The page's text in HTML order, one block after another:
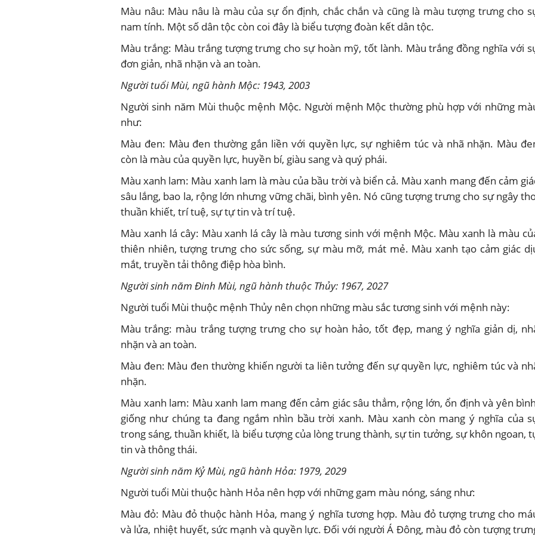
Màu nâu: Màu nâu là màu của sự ổn định, chắc chắn và cũng là màu tượng trưng cho
nam tính. Một số dân tộc còn coi đây là biểu tượng đoàn kết dân tộc.
Màu trắng: Màu trắng tượng trưng cho sự hoàn mỹ, tốt lành. Màu trắng đồng nghĩa với
đơn giản, nhã nhặn và an toàn.
Người tuổi Mùi, ngũ hành Mộc: 1943, 2003
Người sinh năm Mùi thuộc mệnh Mộc. Người mệnh Mộc thường phù hợp với những
như:
Màu đen: Màu đen thường gắn liền với quyền lực, sự nghiêm túc và nhã nhặn. Màu
còn là màu của quyền lực, huyền bí, giàu sang và quý phái.
Màu xanh lam: Màu xanh lam là màu của bầu trời và biển cả. Màu xanh mang đến cảm
sâu lắng, bao la, rộng lớn nhưng vững chãi, bình yên. Nó cũng tượng trưng cho sự ngây
thuần khiết, trí tuệ, sự tự tin và trí tuệ.
Màu xanh lá cây: Màu xanh lá cây là màu tương sinh với mệnh Mộc. Màu xanh là màu
thiên nhiên, tượng trưng cho sức sống, sự màu mỡ, mát mẻ. Màu xanh tạo cảm giác
mắt, truyền tải thông điệp hòa bình.
Người sinh năm Đinh Mùi, ngũ hành thuộc Thủy: 1967, 2027
Người tuổi Mùi thuộc mệnh Thủy nên chọn những màu sắc tương sinh với mệnh này:
Màu trắng: màu trắng tượng trưng cho sự hoàn hảo, tốt đẹp, mang ý nghĩa giản dị,
nhặn và an toàn.
Màu đen: Màu đen thường khiến người ta liên tưởng đến sự quyền lực, nghiêm túc và
nhặn.
Màu xanh lam: Màu xanh lam mang đến cảm giác sâu thẳm, rộng lớn, ổn định và yên
giống như chúng ta đang ngắm nhìn bầu trời xanh. Màu xanh còn mang ý nghĩa của
trong sáng, thuần khiết, là biểu tượng của lòng trung thành, sự tin tưởng, sự khôn ngoan,
tin và thông thái.
Người sinh năm Kỷ Mùi, ngũ hành Hỏa: 1979, 2029
Người tuổi Mùi thuộc hành Hỏa nên hợp với những gam màu nóng, sáng như:
Màu đỏ: Màu đỏ thuộc hành Hỏa, mang ý nghĩa tương hợp. Màu đỏ tượng trưng cho
và lửa, nhiệt huyết, sức mạnh và quyền lực. Đối với người Á Đông, màu đỏ còn tượng